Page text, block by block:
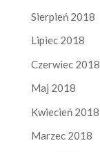
Sierpień 2018
Lipiec 2018
Czerwiec 2018
Maj 2018
Kwiecień 2018
Marzec 2018